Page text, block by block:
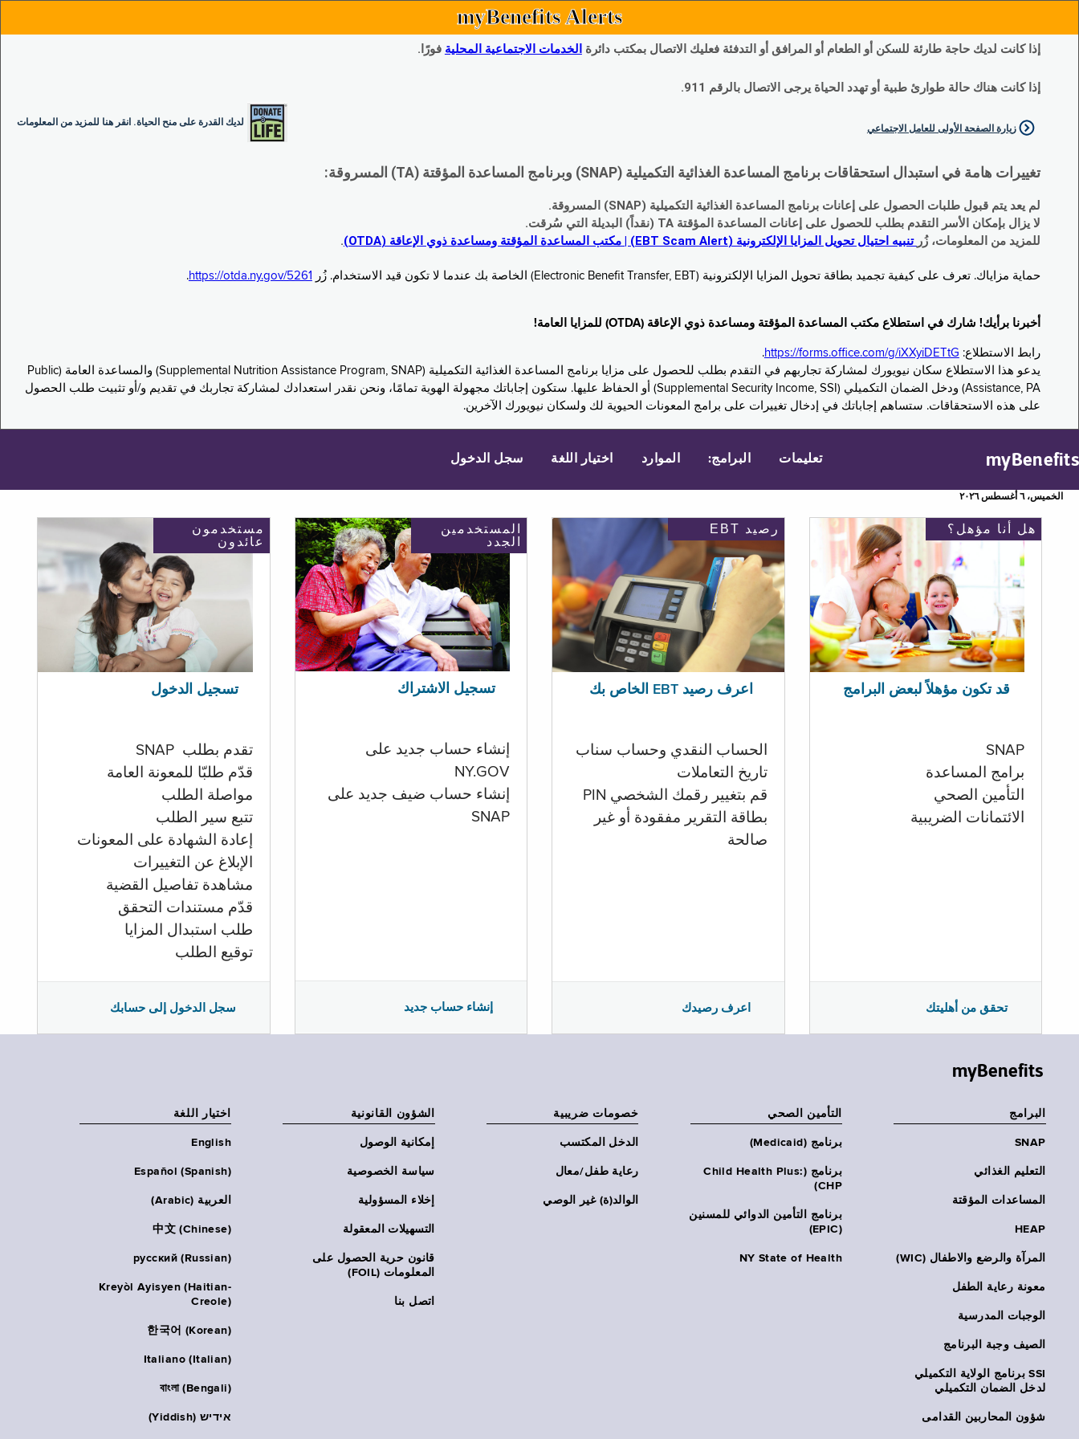
myBenefits Alerts
إذا كانت لديك حاجة طارئة للسكن أو الطعام أو المرافق أو التدفئة فعليك الاتصال بمكتب دائرة الخدمات الاجتماعية المحلية فورًا.
إذا كانت هناك حالة طوارئ طبية أو تهدد الحياة يرجى الاتصال بالرقم 911.
لديك القدرة على منح الحياة. انقر هنا للمزيد من المعلومات
زيارة الصفحة الأولى للعامل الاجتماعي
تغييرات هامة في استبدال استحقاقات برنامج المساعدة الغذائية التكميلية (SNAP) وبرنامج المساعدة المؤقتة (TA) المسروقة:
لم يعد يتم قبول طلبات الحصول على إعانات برنامج المساعدة الغذائية التكميلية (SNAP) المسروقة.
لا يزال بإمكان الأسر التقدم بطلب للحصول على إعانات المساعدة المؤقتة TA (نقداً) البديلة التي سُرقت.
للمزيد من المعلومات، زُر تنبيه احتيال تحويل المزايا الإلكترونية (EBT Scam Alert) | مكتب المساعدة المؤقتة ومساعدة ذوي الإعاقة (OTDA) .
حماية مزاياك. تعرف على كيفية تجميد بطاقة تحويل المزايا الإلكترونية (Electronic Benefit Transfer, EBT) الخاصة بك عندما لا تكون قيد الاستخدام. زُر https://otda.ny.gov/5261
.
أخبرنا برأيك! شارك في استطلاع مكتب المساعدة المؤقتة ومساعدة ذوي الإعاقة (OTDA) للمزايا العامة!
رابط الاستطلاع: https://forms.office.com/g/iXXyiDETtG
.
يدعو هذا الاستطلاع سكان نيويورك لمشاركة تجاربهم في التقدم بطلب للحصول على مزايا برنامج المساعدة الغذائية التكميلية (Supplemental Nutrition Assistance Program, SNAP) والمساعدة العامة (Public
Assistance, PA) ودخل الضمان التكميلي (Supplemental Security Income, SSI) أو الحفاظ عليها. ستكون إجاباتك مجهولة الهوية تمامًا، ونحن نقدر استعدادك لمشاركة تجاربك في تقديم و/أو تثبيت طلب الحصول
على هذه الاستحقاقات. ستساهم إجاباتك في إدخال تغييرات على برامج المعونات الحيوية لك ولسكان نيويورك الآخرين.
myBenefits تعليمات البرامج: الموارد اختيار اللغة سجل الدخول
الخميس، ٦ أغسطس ٢٠٢٦
مستخدمون
عائدون
تسجيل الدخول
تقدم بطلب SNAP
قدّم طلبّا للمعونة العامة
مواصلة الطلب
تتبع سير الطلب
إعادة الشهادة على المعونات
الإبلاغ عن التغييرات
مشاهدة تفاصيل القضية
قدّم مستندات التحقق
طلب استبدال المزايا
توقيع الطلب
سجل الدخول إلى حسابك
المستخدمين
الجدد
تسجيل الاشتراك
إنشاء حساب جديد على
NY.GOV
إنشاء حساب ضيف جديد على
SNAP
إنشاء حساب جديد
رصيد EBT
اعرف رصيد EBT الخاص بك
الحساب النقدي وحساب سناب
تاريخ التعاملات
قم بتغيير رقمك الشخصي PIN
بطاقة التقرير مفقودة أو غير
صالحة
اعرف رصيدك
هل أنا مؤهل؟
قد تكون مؤهلاً لبعض البرامج
SNAP
برامج المساعدة
التأمين الصحي
الائتمانات الضريبية
تحقق من أهليتك
myBenefits
البرامج
SNAP
التعليم الغذائي
المساعدات المؤقتة
HEAP
المرآة والرضع والاطفال (WIC)
معونة رعاية الطفل
الوجبات المدرسية
الصيف وجبة البرنامج
SSI برنامج الولاية التكميلي
لدخل الضمان التكميلي
شؤون المحاربين القدامى
التأمين الصحي
برنامج (Medicaid)
برنامج (Child Health Plus:
CHP)
برنامج التأمين الدوائي للمسنين
(EPIC)
NY State of Health
خصومات ضريبية
الدخل المكتسب
رعاية طفل/معال
الوالد(ة) غير الوصي
الشؤون القانونية
إمكانية الوصول
سياسة الخصوصية
إخلاء المسؤولية
التسهيلات المعقولة
قانون حرية الحصول على
المعلومات (FOIL)
اتصل بنا
اختيار اللغة
English
Español (Spanish)
العربية (Arabic)
中文 (Chinese)
русский (Russian)
Kreyòl Ayisyen (Haitian-
Creole)
한국어 (Korean)
Italiano (Italian)
বাংলা (Bengali)
אידיש (Yiddish)